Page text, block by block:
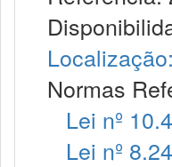
Localização:
Normas
Lei nº
Lei nº